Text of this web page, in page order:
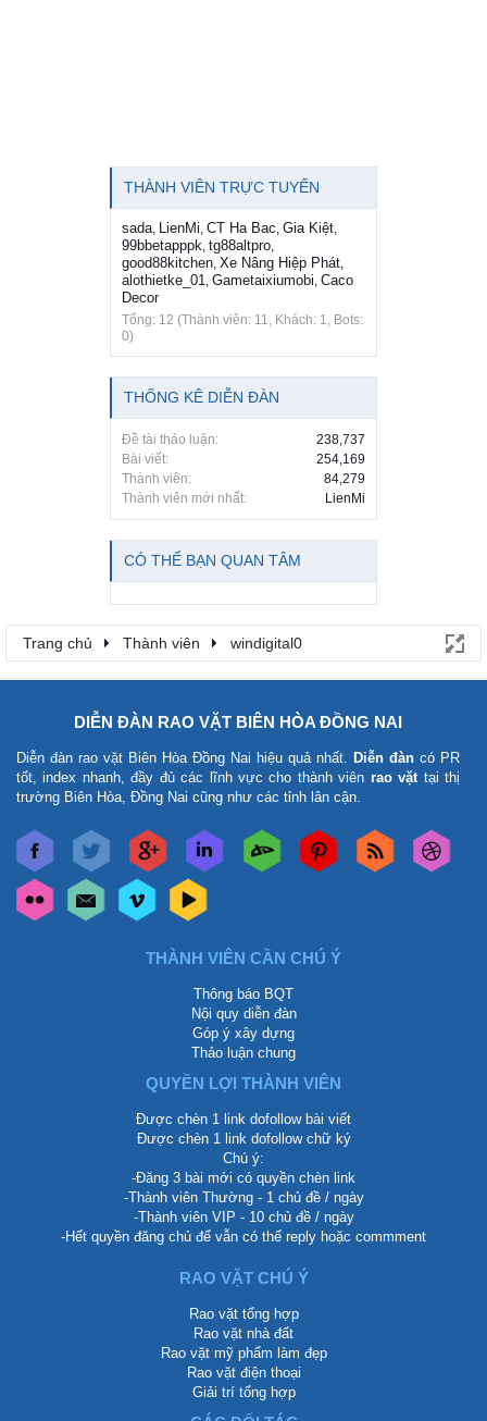
THÀNH VIÊN TRỰC TUYẾN
sada, LienMi, CT Ha Bac, Gia Kiệt,
99bbetapppk, tg88altpro,
good88kitchen, Xe Nâng Hiệp Phát,
alothietke_01, Gametaixiumobi, Caco
Decor
Tổng: 12 (Thành viên: 11, Khách: 1, Bots:
0)
THỐNG KÊ DIỄN ĐÀN
Đề tài thảo luận:
238,737
Bài viết:
254,169
Thành viên:
84,279
Thành viên mới nhất:
LienMi
CÓ THỂ BẠN QUAN TÂM
Trang chủ Thành viên windigital0
DIỄN ĐÀN RAO VẶT BIÊN HÒA ĐỒNG NAI
Diễn đàn rao vặt Biên Hòa Đồng Nai hiệu quả nhất. Diễn đàn có PR
tốt, index nhanh, đầy đủ các lĩnh vực cho thành viên rao vặttại thị
trường Biên Hòa, Đồng Nai cũng như các tỉnh lân cận.
THÀNH VIÊN CẦN CHÚ Ý
Thông báo BQT
Nội quy diễn đàn
Góp ý xây dựng
Thảo luận chung
QUYỀN LỢI THÀNH VIÊN
Được chèn 1 link dofollow bài viết
Được chèn 1 link dofollow chữ ký
Chú ý:
-Đăng 3 bài mới có quyền chèn link
-Thành viên Thường - 1 chủ đề / ngày
-Thành viên VIP - 10 chủ đề / ngày
-Hết quyền đăng chủ để vẫn có thể reply hoặc commment
RAO VẶT CHÚ Ý
Rao vặt tổng hợp
Rao vặt nhà đất
Rao vặt mỹ phẩm làm đẹp
Rao vặt điện thoại
Giải trí tổng hợp